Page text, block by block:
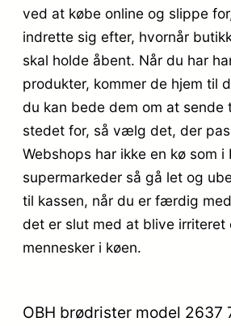
ved at købe online og slippe
indrette sig efter, hvornår
skal holde åbent. Når du har
produkter, kommer de hjem til
du kan bede dem om at sende
stedet for, så vælg det, der
Webshops har ikke en kø som i
supermarkeder så gå let og
til kassen, når du er færdig
det er slut med at blive irriteret
mennesker i køen.
OBH brødrister model 2637